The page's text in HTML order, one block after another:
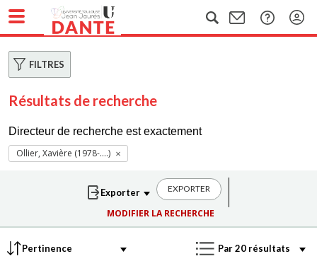
FILTRES
Résultats de recherche
Directeur de recherche est exactement
Ollier, Xavière (1978-....)
EXPORTER
MODIFIER LA RECHERCHE